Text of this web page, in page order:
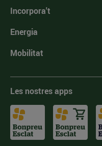
Incorpora't
Energia
Mobilitat
Les nostres apps